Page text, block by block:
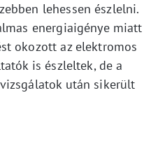
lehessen észlelni.
energiaigénye miatt
okozott az elektromos
is észleltek, de a
után sikerült